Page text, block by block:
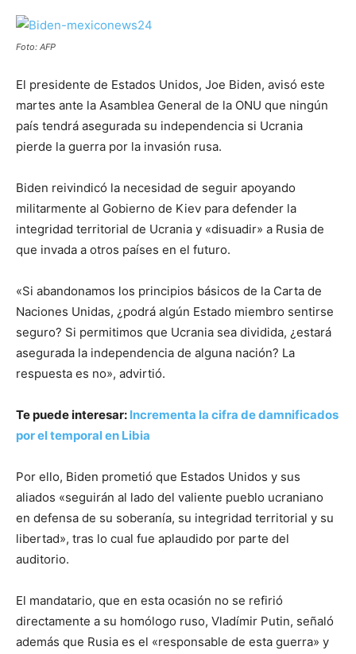
Foto: AFP
El presidente de Estados Unidos, Joe Biden, avisó este
martes ante la Asamblea General de la ONU que ningún
país tendrá asegurada su independencia si Ucrania
pierde la guerra por la invasión rusa.
Biden reivindicó la necesidad de seguir apoyando
militarmente al Gobierno de Kiev para defender la
integridad territorial de Ucrania y «disuadir» a Rusia de
que invada a otros países en el futuro.
«Si abandonamos los principios básicos de la Carta de
Naciones Unidas, ¿podrá algún Estado miembro sentirse
seguro? Si permitimos que Ucrania sea dividida, ¿estará
asegurada la independencia de alguna nación? La
respuesta es no», advirtió.
Te puede interesar: Incrementa la cifra de damnificados
por el temporal en Libia
Por ello, Biden prometió que Estados Unidos y sus
aliados «seguirán al lado del valiente pueblo ucraniano
en defensa de su soberanía, su integridad territorial y su
libertad», tras lo cual fue aplaudido por parte del
auditorio.
El mandatario, que en esta ocasión no se refirió
directamente a su homólogo ruso, Vladímir Putin, señaló
además que Rusia es el «responsable de esta guerra» y